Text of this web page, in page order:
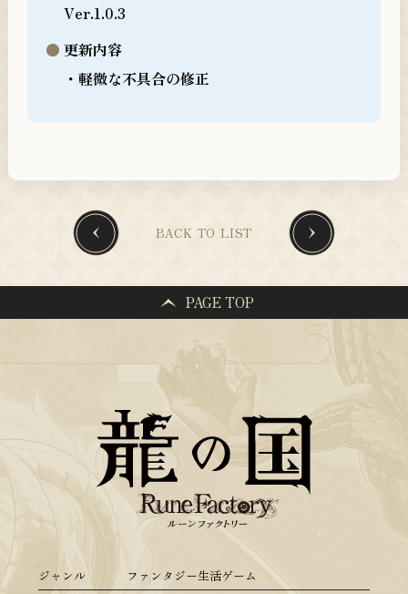
Ver.1.0.3
更新内容
・軽微な不具合の修正
BACK TO LIST
PAGE TOP
ジャンル
ファンタジー生活ゲーム